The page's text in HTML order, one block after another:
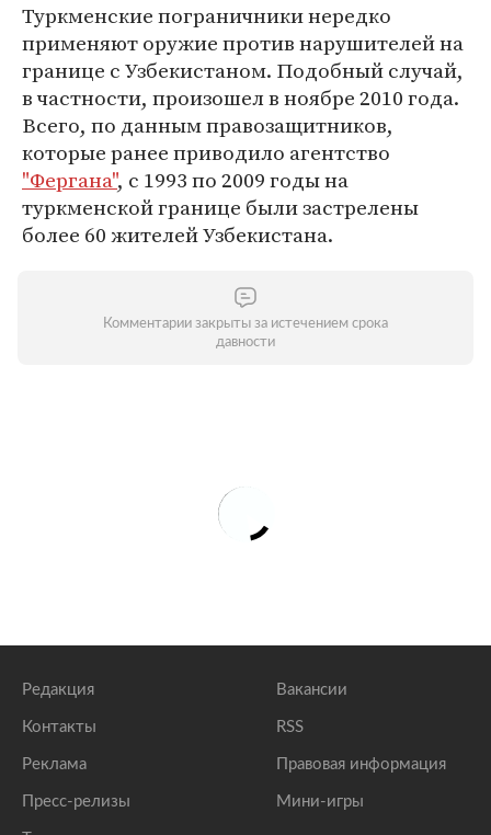
Туркменские пограничники нередко
применяют оружие против нарушителей на
границе с Узбекистаном. Подобный случай,
в частности, произошел в ноябре 2010 года.
Всего, по данным правозащитников,
которые ранее приводило агентство
"Фергана", с 1993 по 2009 годы на
туркменской границе были застрелены
более 60 жителей Узбекистана.
Комментарии закрыты за истечением срока
давности
Редакция
Контакты
Реклама
Пресс-релизы
Вакансии
RSS
Правовая информация
Мини-игры